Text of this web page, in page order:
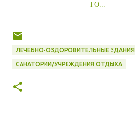
ГО...
ЛЕЧЕБНО-ОЗДОРОВИТЕЛЬНЫЕ ЗДАНИЯ
САНАТОРИИ/УЧРЕЖДЕНИЯ ОТДЫХА